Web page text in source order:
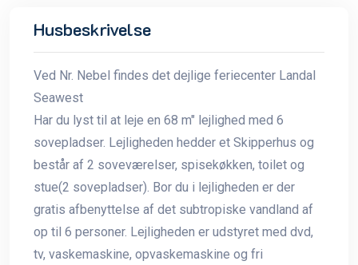
Husbeskrivelse
Ved Nr. Nebel findes det dejlige feriecenter Landal
Seawest
Har du lyst til at leje en 68 m" lejlighed med 6
sovepladser. Lejligheden hedder et Skipperhus og
består af 2 soveværelser, spisekøkken, toilet og
stue(2 sovepladser). Bor du i lejligheden er der
gratis afbenyttelse af det subtropiske vandland af
op til 6 personer. Lejligheden er udstyret med dvd,
tv, vaskemaskine, opvaskemaskine og fri